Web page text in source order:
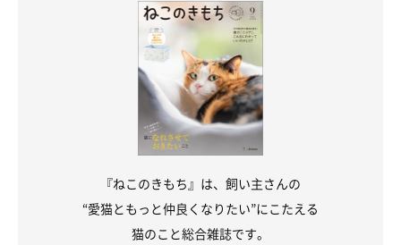
『ねこのきもち』は、飼い主さんの
“愛猫ともっと仲良くなりたい”にこたえる
猫のこと総合雑誌です。